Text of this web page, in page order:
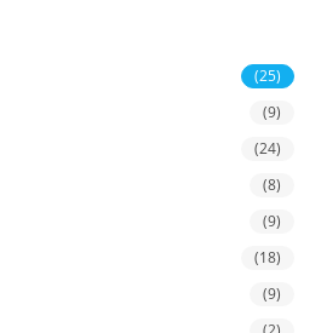
(25)
(9)
(24)
(8)
(9)
(18)
(9)